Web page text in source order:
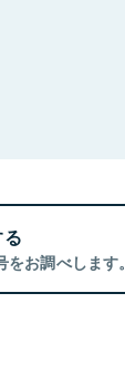
お調べします。